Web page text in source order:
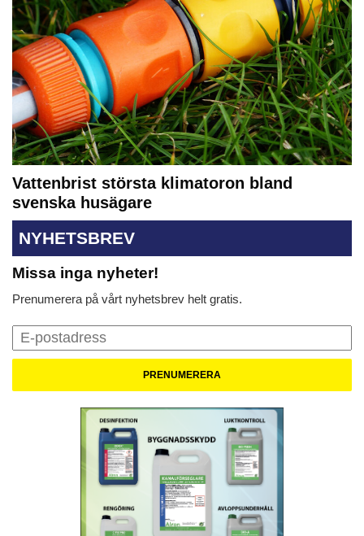
Vattenbrist största klimatoron bland
svenska husägare
NYHETSBREV
Missa inga nyheter!
Prenumerera på vårt nyhetsbrev helt gratis.